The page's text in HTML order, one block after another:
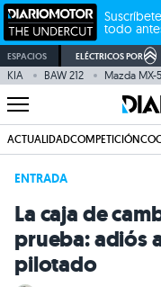
todo
ESPACIOS ELÉCTRICOS POR
KIA BAW 212 Mazda MX-5
ACTUALIDADCOMPETICIÓN
ENTRADA
La caja de
prueba: adiós
pilotado